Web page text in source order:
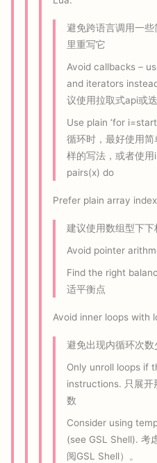
避免跨语言调用一
里重写它
Avoid callbacks –
and iterators
议使用拉取式api或
Use plain ‘for
循环时，最好使用
样的写法，或者使
pairs(x) do
Prefer plain array
建议使用数组型下下
Avoid pointer
Find the right
适平衡点
Avoid inner loops with
避免出现内循环次
Only unroll loops if
instructions. 只展开
数
Consider using
(see GSL Shell). 考
阅GSL Shell）。